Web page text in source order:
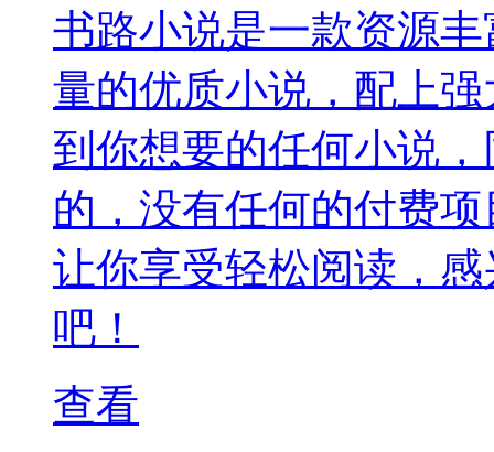
书路小说是一款资源
量的优质小说，配上
到你想要的任何小说
的，没有任何的付费
让你享受轻松阅读，
吧！
查看